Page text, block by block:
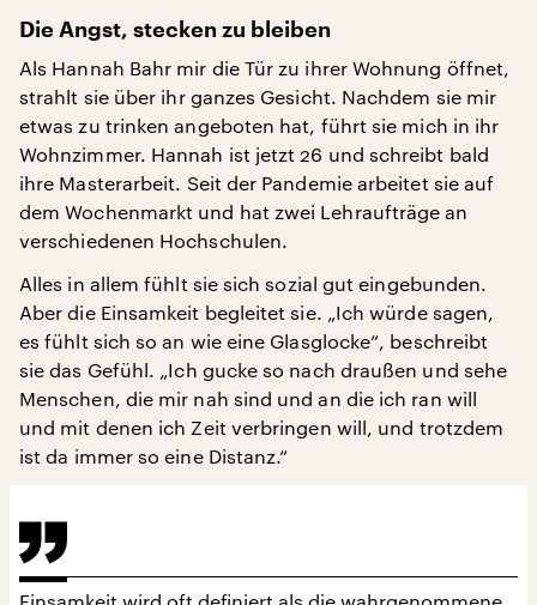
Die Angst, stecken zu bleiben
Als Hannah Bahr mir die Tür zu ihrer Wohnung öffnet,
strahlt sie über ihr ganzes Gesicht. Nachdem sie mir
etwas zu trinken angeboten hat, führt sie mich in ihr
Wohnzimmer. Hannah ist jetzt 26 und schreibt bald
ihre Masterarbeit. Seit der Pandemie arbeitet sie auf
dem Wochenmarkt und hat zwei Lehraufträge an
verschiedenen Hochschulen.
Alles in allem fühlt sie sich sozial gut eingebunden.
Aber die Einsamkeit begleitet sie. „Ich würde sagen,
es fühlt sich so an wie eine Glasglocke“, beschreibt
sie das Gefühl. „Ich gucke so nach draußen und sehe
Menschen, die mir nah sind und an die ich ran will
und mit denen ich Zeit verbringen will, und trotzdem
ist da immer so eine Distanz.“